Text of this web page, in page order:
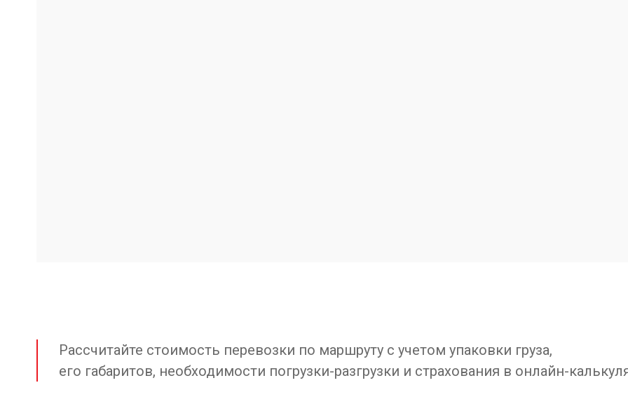
Рассчитайте стоимость перевозки по маршруту с учетом упаковки груза,
его габаритов, необходимости погрузки-разгрузки и страхования в онлайн-